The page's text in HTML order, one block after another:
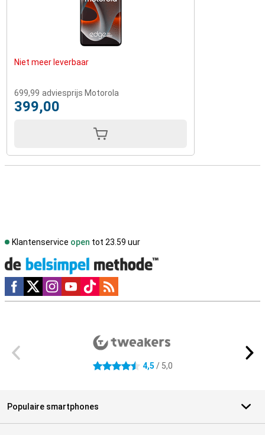
Niet meer leverbaar
699,99 adviesprijs Motorola
399,00
Klantenservice open tot 23.59 uur
Social media
4.5 sterren 4,5 / 5,0
Populaire smartphones